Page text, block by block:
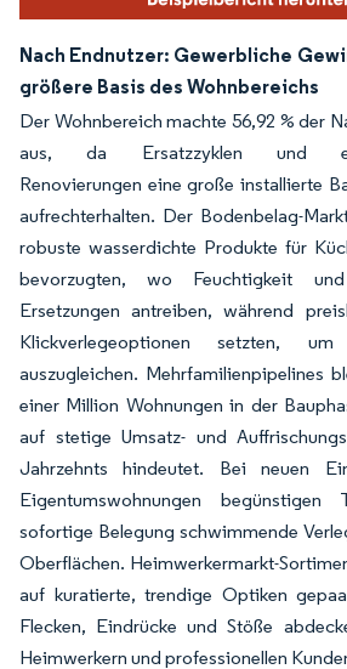
Nach Endnutzer: Gewerbliche
größere Basis des Wohnbereichs
Der Wohnbereich machte 56,92 % der
aus, da Ersatzzyklen und
Renovierungen eine große installierte
aufrechterhalten. Der Bodenbelag-
robuste wasserdichte Produkte für
bevorzugten, wo Feuchtigkeit
Ersetzungen antreiben, während
Klickverlegeoptionen setzten, um
auszugleichen. Mehrfamilienpipelines
einer Million Wohnungen in der
auf stetige Umsatz- und
Jahrzehnts hindeutet. Bei neuen
Eigentumswohnungen begünstigen
sofortige Belegung schwimmende
Oberflächen. Heimwerkermarkt-
auf kuratierte, trendige Optiken
Flecken, Eindrücke und Stöße
Heimwerkern und professionellen